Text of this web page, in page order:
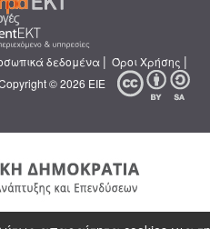
δεδομένα | Όροι Χρήσης |
© 2026 ΕΙΕ